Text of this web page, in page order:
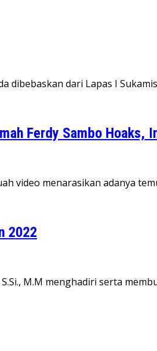
dibebaskan dari Lapas I
Ferdy Sambo Hoaks,
video menarasikan adanya
2022
M.M menghadiri serta